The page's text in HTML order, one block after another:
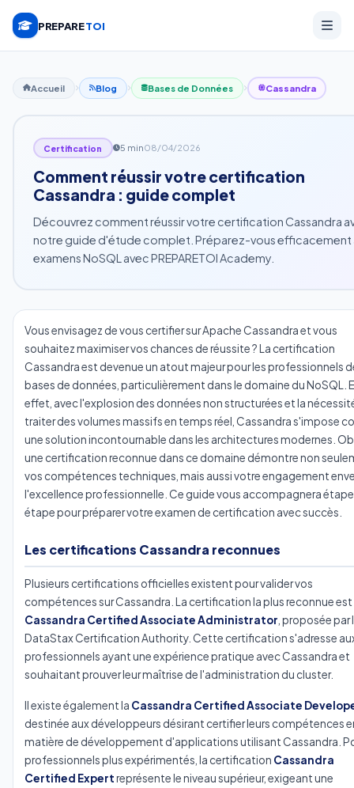
PREPARETOI
Accueil Blog Bases de Données Cassandra
Certification 5 min08/04/2026
Comment réussir votre certification
Cassandra : guide complet
Découvrez comment réussir votre certification Cassandra
notre guide d'étude complet. Préparez-vous efficacement
examens NoSQL avec PREPARETOI Academy.
Vous envisagez de vous certifier sur Apache Cassandra et vous
souhaitez maximiser vos chances de réussite ? La certification
Cassandra est devenue un atout majeur pour les professionnels
bases de données, particulièrement dans le domaine du NoSQL.
effet, avec l'explosion des données non structurées et la
traiter des volumes massifs en temps réel, Cassandra s'impose
une solution incontournable dans les architectures modernes.
une certification reconnue dans ce domaine démontre non
vos compétences techniques, mais aussi votre engagement
l'excellence professionnelle. Ce guide vous accompagnera
étape pour préparer votre examen de certification avec succès.
Les certifications Cassandra reconnues
Plusieurs certifications officielles existent pour valider vos
compétences sur Cassandra. La certification la plus reconnue est
Cassandra Certified Associate Administrator , proposée par
DataStax Certification Authority. Cette certification s'adresse
professionnels ayant une expérience pratique avec Cassandra et
souhaitant prouver leur maîtrise de l'administration du cluster.
Il existe également la Cassandra Certified Associate
destinée aux développeurs désirant certifier leurs compétences
matière de développement d'applications utilisant Cassandra.
professionnels plus expérimentés, la certification Cassandra
Certified Expertreprésente le niveau supérieur, exigeant une